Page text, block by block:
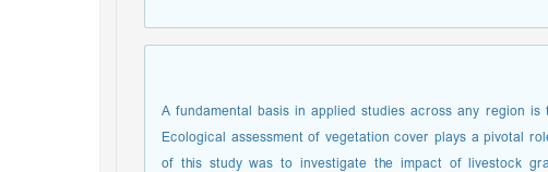
A fundamental basis in applied studies across any region
Ecological assessment of vegetation cover plays a pivotal
of this study was to investigate the impact of livestock